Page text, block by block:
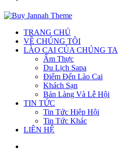
TRANG CHỦ
VỀ CHÚNG TÔI
LÀO CAI CỦA CHÚNG TA
Ẩm Thực
Du Lịch Sapa
Điểm Đến Lào Cai
Khách Sạn
Bản Làng Và Lễ Hội
TIN TỨC
Tin Tức Hiệp Hội
Tin Tức Khác
LIÊN HỆ